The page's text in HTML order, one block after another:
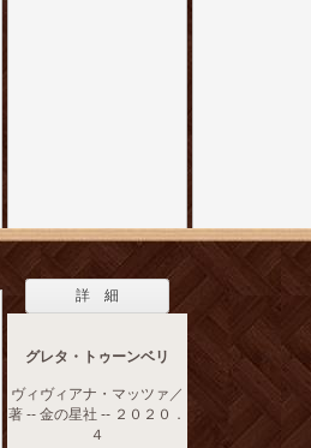
詳 細
グレタ・トゥーンベリ
ヴィヴィアナ・マッツァ／
著 -- 金の星社 -- ２０２０．
４